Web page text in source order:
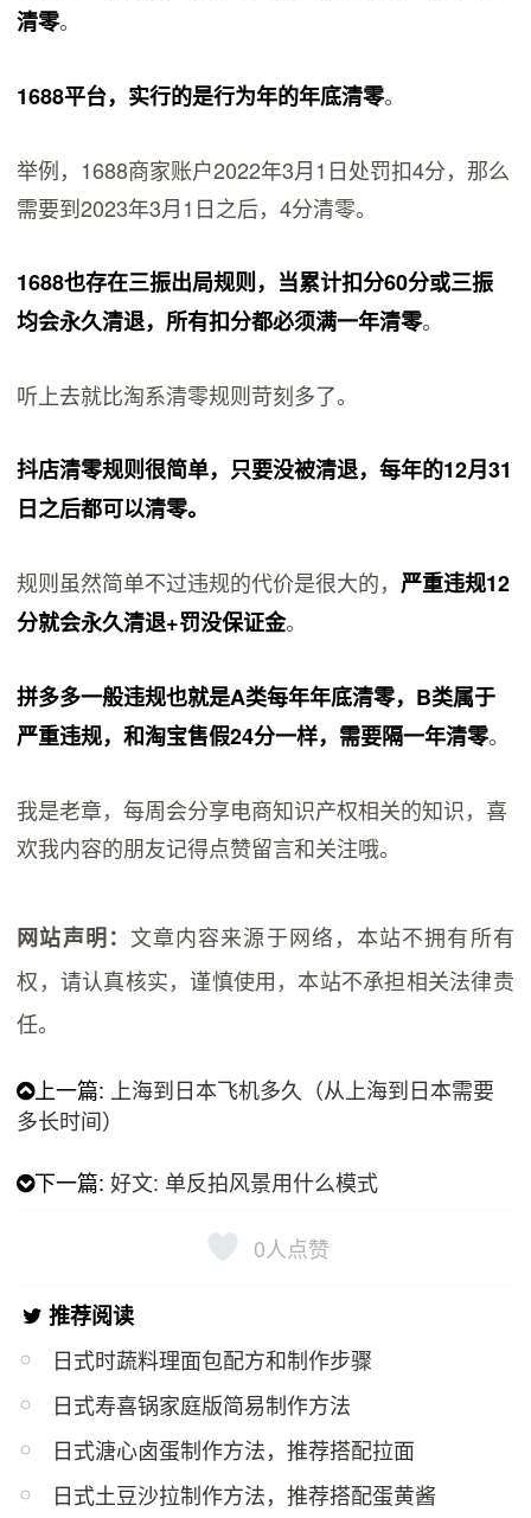
清零。
1688平台，实行的是行为年的年底清零。
举例，1688商家账户2022年3月1日处罚扣4分，那么
需要到2023年3月1日之后，4分清零。
1688也存在三振出局规则，当累计扣分60分或三振
均会永久清退，所有扣分都必须满一年清零。
听上去就比淘系清零规则苛刻多了。
抖店清零规则很简单，只要没被清退，每年的12月31
日之后都可以清零。
规则虽然简单不过违规的代价是很大的，严重违规12
分就会永久清退+罚没保证金。
拼多多一般违规也就是A类每年年底清零，B类属于
严重违规，和淘宝售假24分一样，需要隔一年清零。
我是老章，每周会分享电商知识产权相关的知识，喜
欢我内容的朋友记得点赞留言和关注哦。
网站声明： 文章内容来源于网络，本站不拥有所有
权，请认真核实，谨慎使用，本站不承担相关法律责
任。
上一篇: 上海到日本飞机多久（从上海到日本需要
多长时间）
下一篇:好文: 单反拍风景用什么模式
0人点赞
推荐阅读
日式时蔬料理面包配方和制作步骤
日式寿喜锅家庭版简易制作方法
日式溏心卤蛋制作方法，推荐搭配拉面
日式土豆沙拉制作方法，推荐搭配蛋黄酱